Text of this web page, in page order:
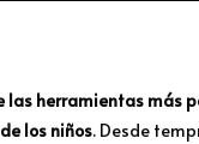
las herramientas más
los niños. Desde